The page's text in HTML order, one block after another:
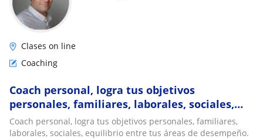
Clases on line
Coaching
Coach personal, logra tus objetivos
personales, familiares, laborales, sociales,
equilibrio entre tus áreas de desempeño
Coach personal, logra tus objetivos personales, familiares,
laborales, sociales, equilibrio entre tus áreas de desempeño.